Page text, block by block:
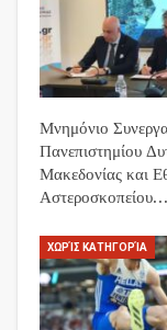
Μνημόνιο
Πανεπιστημίου
Μακεδονίας και
Αστεροσκοπείου…
ΧΩΡΊΣ ΚΑΤΗΓΟΡΊΑ